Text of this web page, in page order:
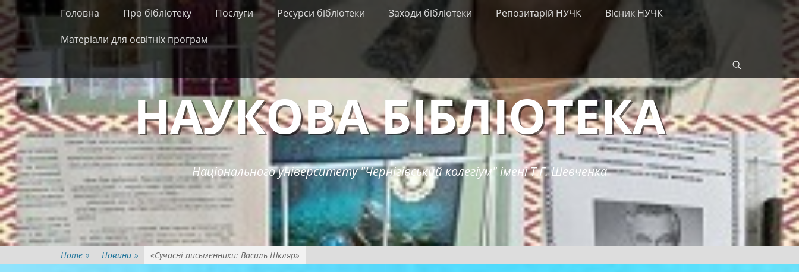
Skip
content
Primary Menu
Головна Про бібліотеку Послуги Ресурси бібліотеки Заходи бібліотеки Репозитарій НУЧК
Вісник НУЧК
Матеріали для освітніх програм
НАУКОВА БІБЛІОТЕКА
Національного університету "Чернігівський колегіум" імені Т.Г. Шевченка
Home » Новини » «Сучасні письменники: Василь Шкляр»